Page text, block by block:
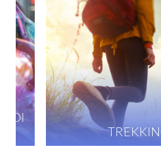
TREKKING